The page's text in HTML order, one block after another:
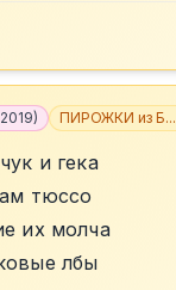
) ПИРОЖКИ из Б...
и гека
тюссо
их молча
лбы